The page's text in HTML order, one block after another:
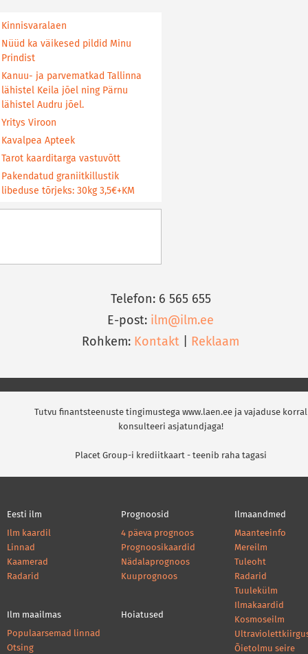
Kinnisvaralaen
Nüüd ka väikesed pildid Minu
Prindist
Kanuu- ja parvematkad Tallinna
lähistel Keila jõel ning Pärnu
lähistel Audru jõel.
Yritys Viroon
Kavalpea Apteek
Tarot kaarditarga vastuvõtt
Pakendatud graniitkillustik
libeduse tõrjeks: 30kg 3,5€+KM
Telefon: 6 565 655
E-post: ilm@ilm.ee
Rohkem: Kontakt Reklaam
Tutvu finantsteenuste tingimustega www.laen.ee ja vajaduse korral
konsulteeri asjatundjaga!
Placet Group-i krediitkaart - teenib raha tagasi
Eesti ilm
Ilm kaardil
Linnad
Kaamerad
Radarid
Ilm maailmas
Populaarsemad linnad
Otsing
Prognoosid
4 päeva prognoos
Prognoosikaardid
Nädalaprognoos
Kuuprognoos
Hoiatused
Ilmaandmed
Maanteeinfo
Mereilm
Tuleoht
Radarid
Tuulekülm
Ilmakaardid
Kosmoseilm
Õietolmu seire